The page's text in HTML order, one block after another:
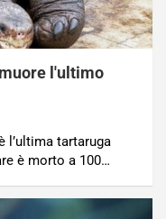
l'ultimo
l’ultima tartaruga
è morto a 100…